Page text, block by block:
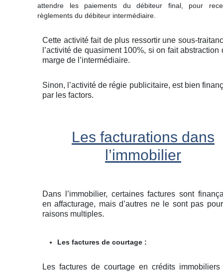
attendre les paiements du débiteur final, pour
règlements du débiteur intermédiaire.
Cette activité fait de plus ressortir une sous-
l’activité de quasiment 100%, si on fait abstraction
marge de l’intermédiaire.
Sinon, l’activité de régie publicitaire, est bien
par les factors.
Les facturations dans
l’immobilier
Dans l’immobilier, certaines factures sont
en affacturage, mais d’autres ne le sont pas
raisons multiples.
Les factures de courtage :
Les factures de courtage en crédits immobiliers